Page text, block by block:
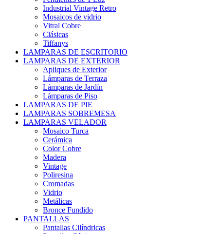
Industrial Vintage Retro
Mosaicos de vidrio
Vitral Cobre
Clásicas
Tiffanys
LAMPARAS DE ESCRITORIO
LAMPARAS DE EXTERIOR
Apliques de Exterior
Lámparas de Terraza
Lámparas de Jardín
Lámparas de Piso
LAMPARAS DE PIE
LAMPARAS SOBREMESA
LAMPARAS VELADOR
Mosaico Turca
Cerámica
Color Cobre
Madera
Vintage
Poliresina
Cromadas
Vidrio
Metálicas
Bronce Fundido
PANTALLAS
Pantallas Cilíndricas